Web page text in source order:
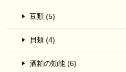
豆類 (5)
貝類 (4)
酒粕の効能 (6)